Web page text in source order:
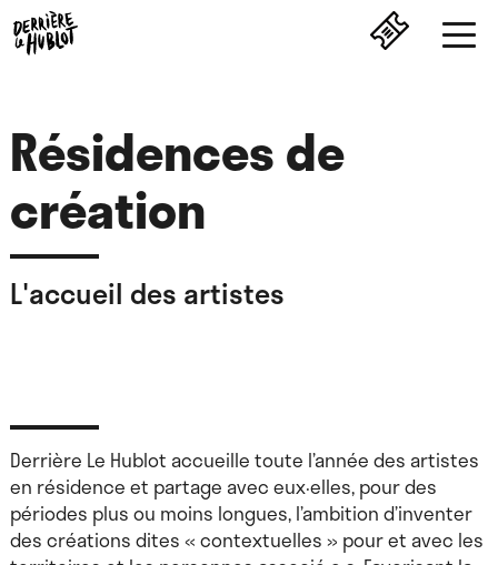
Résidences de
création
L'accueil des artistes
Derrière Le Hublot accueille toute l’année des artistes
en résidence et partage avec eux·elles, pour des
périodes plus ou moins longues, l’ambition d’inventer
des créations dites « contextuelles » pour et avec les